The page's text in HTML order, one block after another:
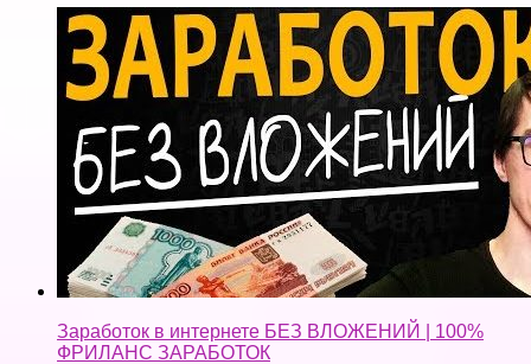
Заработок в интернете БЕЗ ВЛОЖЕНИЙ | 100%
ФРИЛАНС ЗАРАБОТОК